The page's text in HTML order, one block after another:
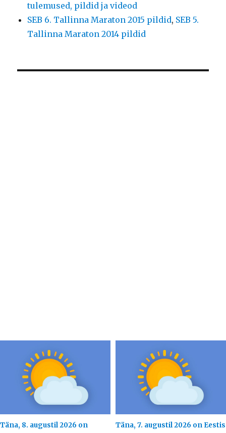
tulemused, pildid ja videod
SEB 6. Tallinna Maraton 2015 pildid, SEB 5.
Tallinna Maraton 2014 pildid
Täna, 8. augustil 2026 on
Täna, 7. augustil 2026 on Eestis